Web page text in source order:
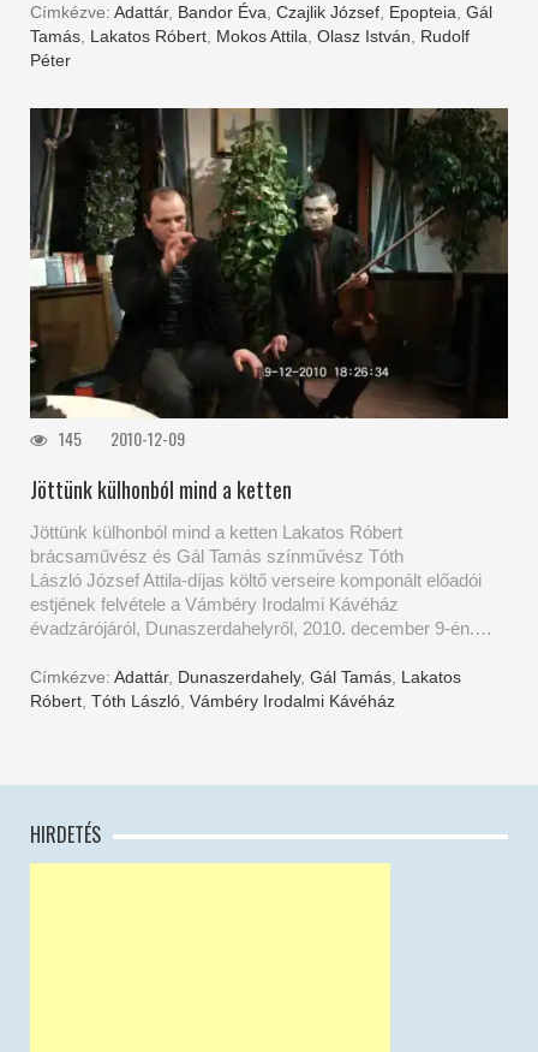
Címkézve: Adattár, Bandor Éva Czajlik József Epopteia Gál
Tamás Lakatos Róbert Mokos Attila Olasz István
Rudolf
Péter
145 2010-12-09
Jöttünk külhonból mind a ketten
Jöttünk külhonból mind a ketten Lakatos Róbert
brácsaművész és Gál Tamás színművész Tóth
László József Attila-díjas költő verseire komponált előadói
estjének felvétele a Vámbéry Irodalmi Kávéház
évadzárójáról, Dunaszerdahelyről, 2010. december 9-én.…
Címkézve: Adattár, Dunaszerdahely, Gál Tamás Lakatos
Róbert Tóth László Vámbéry Irodalmi Kávéház
HIRDETÉS